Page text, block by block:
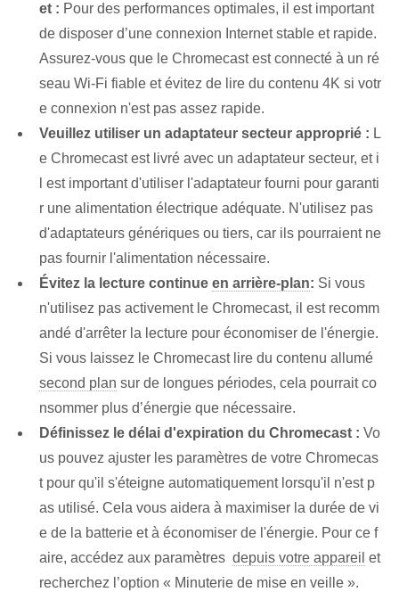
et : Pour des performances optimales, il est important
de disposer d’une connexion Internet stable et rapide.
Assurez-vous que le Chromecast est connecté à un ré
seau Wi-Fi fiable et évitez de lire du contenu 4K si votr
e connexion n'est pas assez rapide.
Veuillez utiliser un adaptateur secteur approprié : L
e Chromecast est livré avec un adaptateur secteur, et i
l est important d'utiliser l'adaptateur fourni pour garanti
r une alimentation électrique adéquate. N'utilisez pas
d'adaptateurs génériques ou tiers, car ils pourraient ne
pas fournir l'alimentation nécessaire.
Évitez la lecture continue en arrière-plan: Si vous
n'utilisez pas activement le Chromecast, il est recomm
andé d'arrêter la lecture pour économiser de l'énergie.
Si vous laissez le Chromecast lire du contenu allumé
second plan sur de longues périodes, cela pourrait co
nsommer plus d’énergie que nécessaire.
Définissez le délai d'expiration du Chromecast : Vo
us pouvez ajuster les paramètres de votre Chromecas
t pour qu'il s'éteigne automatiquement lorsqu'il n'est p
as utilisé. Cela vous aidera à maximiser la durée de vi
e de la batterie et à économiser de l'énergie. Pour ce f
aire, accédez aux paramètres ‌ depuis votre appareil et
recherchez l’option « Minuterie de mise en veille ».